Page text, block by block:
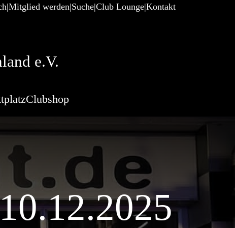
Mitglied werden Suche Club Lounge Kontakt
e.V.
Clubshop